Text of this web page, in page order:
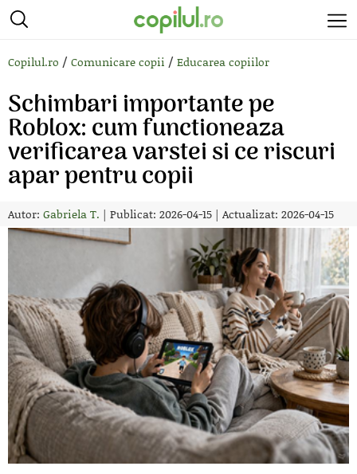
Copilul.ro / Comunicare copii / Educarea copiilor
Schimbari importante pe
Roblox: cum functioneaza
verificarea varstei si ce riscuri
apar pentru copii
Autor: Gabriela T. | Publicat: 2026-04-15 | Actualizat: 2026-04-15